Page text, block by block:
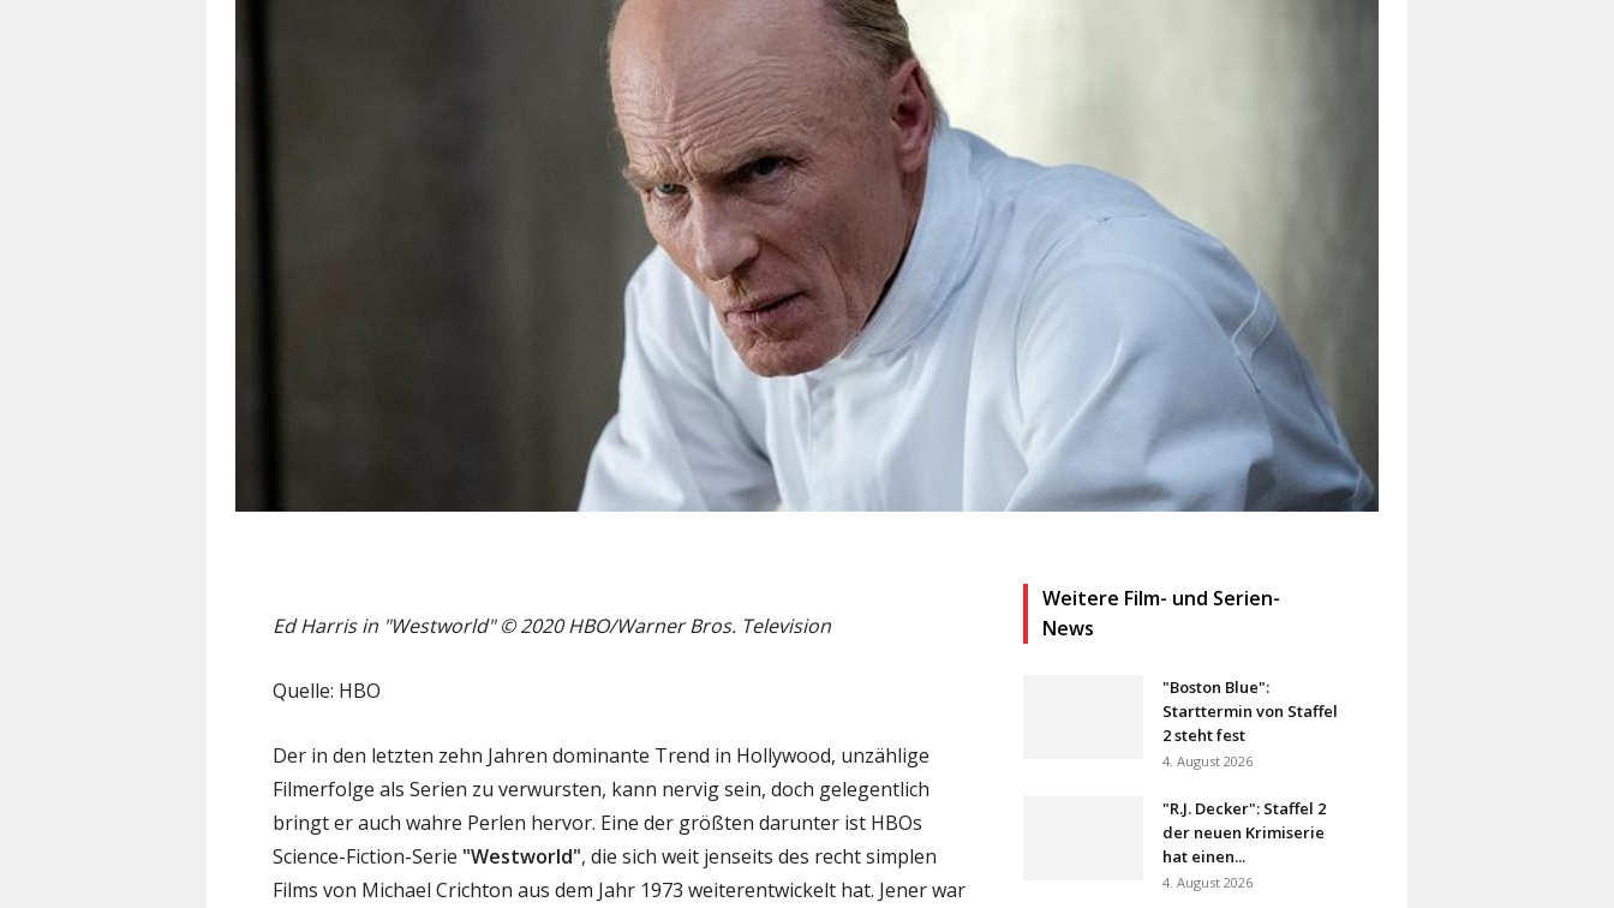
Ed Harris in "Westworld" © 2020 HBO/Warner Bros. Television
Quelle: HBO
Der in den letzten zehn Jahren dominante Trend in Hollywood, unzählige
Filmerfolge als Serien zu verwursten, kann nervig sein, doch gelegentlich
bringt er auch wahre Perlen hervor. Eine der größten darunter ist HBOs
Science-Fiction-Serie "Westworld", die sich weit jenseits des recht simplen
Films von Michael Crichton aus dem Jahr 1973 weiterentwickelt hat. Jener war
Weitere Film- und Serien-
News
"Boston Blue":
Starttermin von Staffel
2 steht fest
4. August 2026
"R.J. Decker": Staffel 2
der neuen Krimiserie
hat einen...
4. August 2026